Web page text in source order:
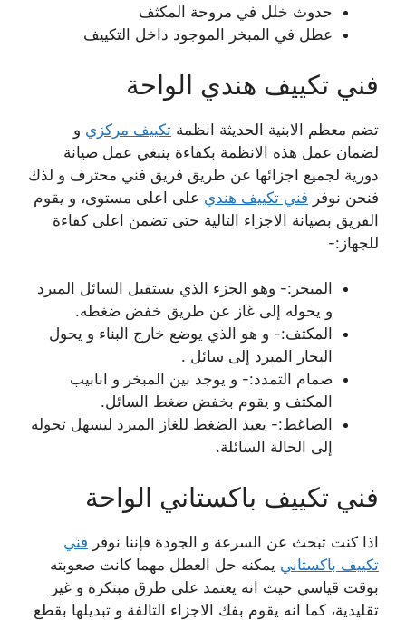
حدوث خلل في مروحة المكثف
عطل في المبخر الموجود داخل التكييف
فني تكييف هندي الواحة
تضم معظم الابنية الحديثة انظمة تكييف مركزي و
لضمان عمل هذه الانظمة بكفاءة ينبغي عمل صيانة
دورية لجميع اجزائها عن طريق فريق فني محترف و لذك
فنحن نوفر فني تكييف هندي على اعلى مستوى، و يقوم
الفريق بصيانة الاجزاء التالية حتى تضمن اعلى كفاءة
للجهاز:-
المبخر:- وهو الجزء الذي يستقبل السائل المبرد
و يحوله إلى غاز عن طريق خفض ضغطه.
المكثف:- و هو الذي يوضع خارج البناء و يحول
البخار المبرد إلى سائل .
صمام التمدد:- و يوجد بين المبخر و انابيب
المكثف و يقوم بخفض ضغط السائل.
الضاغط:- يعيد الضغط للغاز المبرد ليسهل تحوله
إلى الحالة السائلة.
فني تكييف باكستاني الواحة
اذا كنت تبحث عن السرعة و الجودة فإننا نوفر فني
تكييف باكستاني يمكنه حل العطل مهما كانت صعوبته
بوقت قياسي حيث انه يعتمد على طرق مبتكرة و غير
تقليدية، كما انه يقوم بفك الاجزاء التالفة و تبديلها بقطع